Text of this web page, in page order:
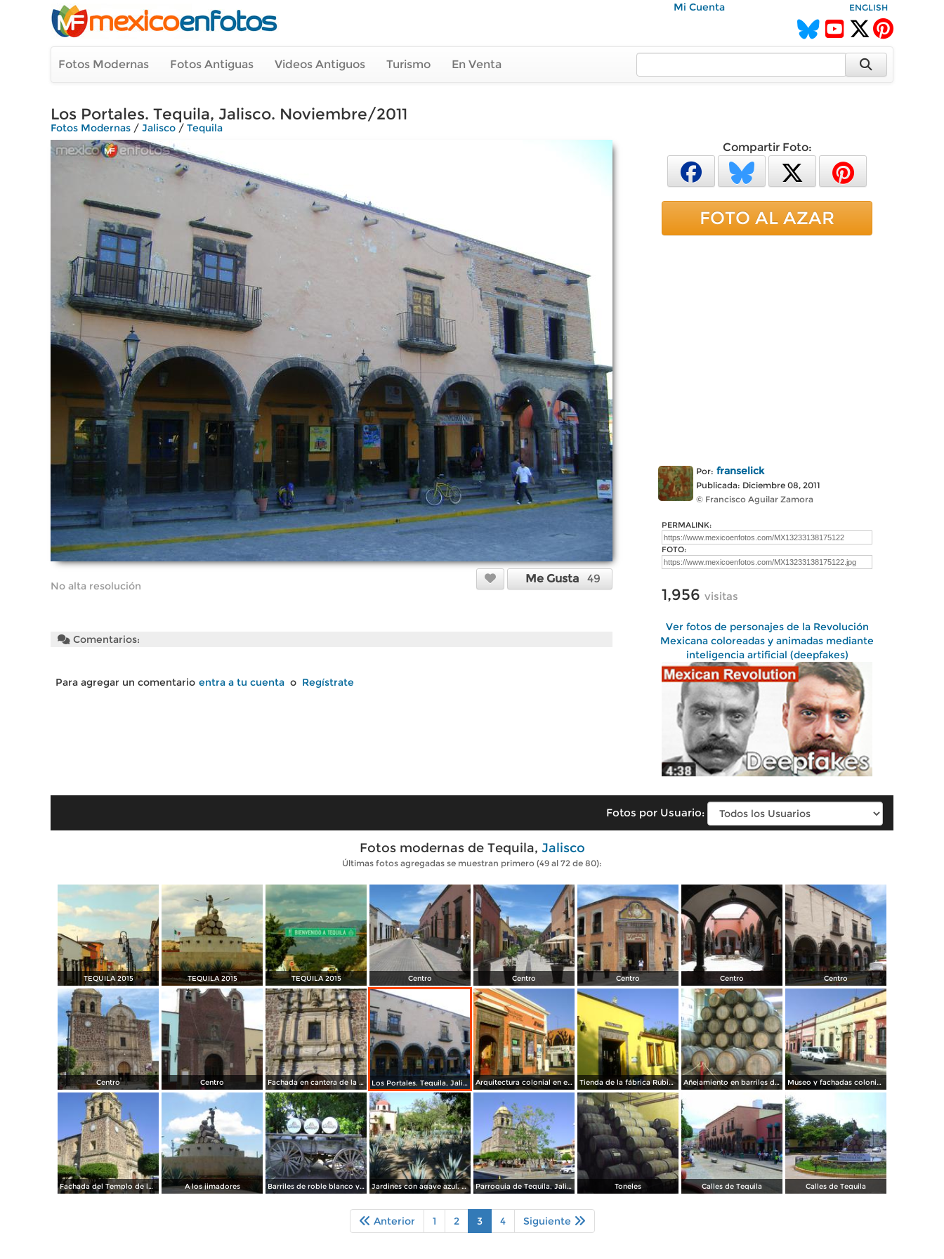
Mi Cuenta ENGLISH
Fotos Modernas Fotos Antiguas Videos Antiguos Turismo En Venta
Los Portales. Tequila, Jalisco. Noviembre/2011
Fotos Modernas / Jalisco / Tequila
No alta resolución
Me Gusta 49
Comentarios:
Para agregar un comentario entra a tu cuenta o Regístrate
Compartir Foto:
FOTO AL AZAR
Por: franselick
Publicada: Diciembre 08, 2011
© Francisco Aguilar Zamora
PERMALINK:
FOTO:
1,956 visitas
Ver fotos de personajes de la Revolución
Mexicana coloreadas y animadas mediante
inteligencia artificial (deepfakes)
Fotos por Usuario:
Fotos modernas de Tequila, Jalisco
Últimas fotos agregadas se muestran primero (49 al 72 de 80):
TEQUILA 2015 TEQUILA 2015 TEQUILA 2015 Centro Centro Centro Centro Centro
Centro Centro Fachada en cantera de la parroquia de la Purísima. Tequila. Noviembre/2011 Los Portales. Tequila, Jalisco. Noviembre/2011 Arquitectura colonial en el centro de Tequila. Noviembre/2011 Tienda de la fábrica Rubio. Tequila. Noviembre/2011 Añejamiento en barriles de roble blanco. Noviembre/2011 Museo y fachadas coloniales del centro de Tequila. Noviembre/2011
Fachada del Templo de la Purísima. Tequila, Jal. Noviembre/2011 A los jimadores Barriles de roble blanco y carreta. Fábrica la Cofradía Jardines con agave azul. Fábrica la Cofradía. Parroquia de Tequila, Jalisco Toneles Calles de Tequila Calles de Tequila
Anterior 1 2 3 4 Siguiente